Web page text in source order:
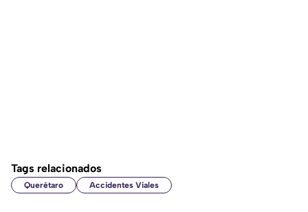
Tags relacionados
Querétaro Accidentes Viales